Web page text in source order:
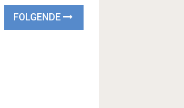
FOLGENDE